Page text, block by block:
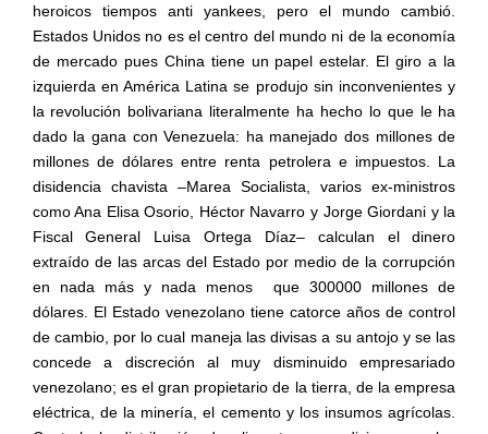
heroicos tiempos anti yankees, pero el mundo cambió.
Estados Unidos no es el centro del mundo ni de la economía
de mercado pues China tiene un papel estelar. El giro a la
izquierda en América Latina se produjo sin inconvenientes y
la revolución bolivariana literalmente ha hecho lo que le ha
dado la gana con Venezuela: ha manejado dos millones de
millones de dólares entre renta petrolera e impuestos. La
disidencia chavista –Marea Socialista, varios ex-ministros
como Ana Elisa Osorio, Héctor Navarro y Jorge Giordani y la
Fiscal General Luisa Ortega Díaz– calculan el dinero
extraído de las arcas del Estado por medio de la corrupción
en nada más y nada menos
que 300000 millones de
dólares. El Estado venezolano tiene catorce años de control
de cambio, por lo cual maneja las divisas a su antojo y se las
concede a discreción al muy disminuido empresariado
venezolano; es el gran propietario de la tierra, de la empresa
eléctrica, de la minería, el cemento y los insumos agrícolas.